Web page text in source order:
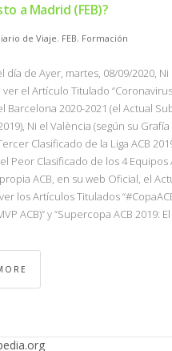
a Madrid (FEB)?
de Viaje, FEB, Formación
día de Ayer, martes, 08/09/2020,
ver el Artículo Titulado
el Barcelona 2020-2021 (el Actual
Ni el València (según su
Clasificado de la Liga ACB
Peor Clasificado de los 4
ACB, en su web Oficial, el
los Artículos Titulados
ACB)” y “Supercopa ACB